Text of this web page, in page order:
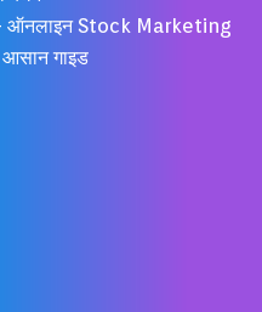
ऑनलाइन Stock Marketing
गाइड